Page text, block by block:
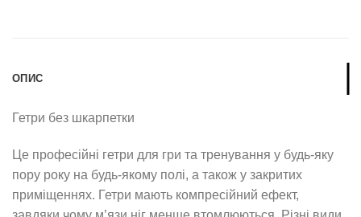
ОПИС
Гетри без шкарпетки
Це професійні гетри для гри та тренування у будь-яку
пору року на будь-якому полі, а також у закритих
приміщеннях. Гетри мають компресійний ефект,